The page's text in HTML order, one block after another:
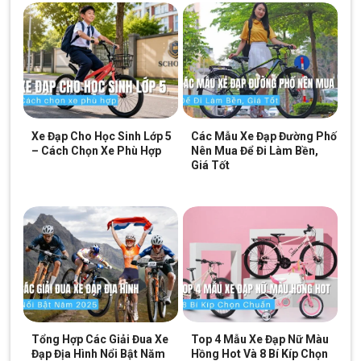
ứng phanh tức thời, làm tăng đáng kể sự an toàn. Sự kết hợp
giữa phanh đĩa và hệ thống dầu giúp người lái cảm thấy yên tâm
hơn khi đối mặt với các đoạn đường dốc thẳng đứng và khi cần
điều chỉnh tốc độ nhanh chóng.
Hệ thống phanh đĩa dầu
Xe Đạp Cho Học Sinh Lớp 5
– Cách Chọn Xe Phù Hợp
Các Mẫu Xe Đạp Đường Phố
Nên Mua Để Đi Làm Bền,
Giá Tốt
Tổng Hợp Các Giải Đua Xe
Đạp Địa Hình Nổi Bật Năm
Top 4 Mẫu Xe Đạp Nữ Màu
Hồng Hot Và 8 Bí Kíp Chọn